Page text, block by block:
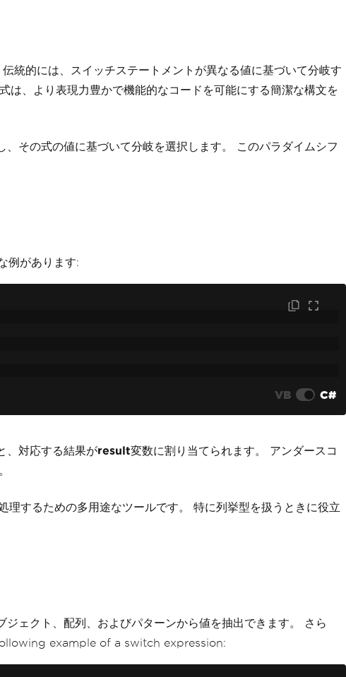
統的には、スイッチステートメントが異なる値に基づいて分岐す
は、より表現力豊かで機能的なコードを可能にする簡潔な構文を
その式の値に基づいて分岐を選択します。 このパラダイムシフ
例があります:
VB C#
、対応する結果がresult変数に割り当てられます。 アンダースコ
するための多用途なツールです。 特に列挙型を扱うときに役立
ェクト、配列、およびパターンから値を抽出できます。 さら
following example of a switch expression: